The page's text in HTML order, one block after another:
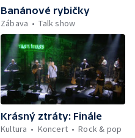
Banánové rybičky
Zábava
Talk show
Krásný ztráty: Finále
Kultura
Koncert Rock & pop